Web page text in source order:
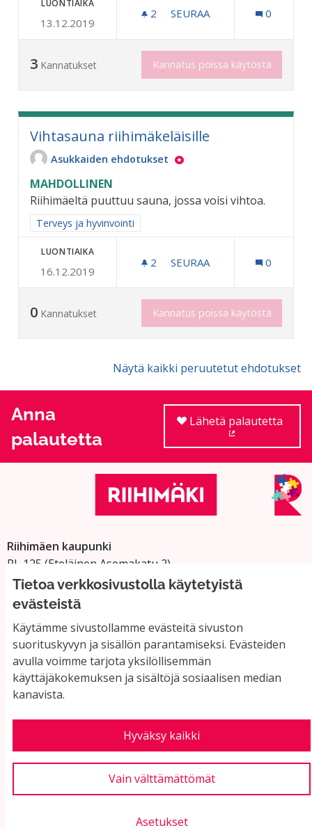
Tietoa verkkosivustolla käytetyistä
evästeistä
Käytämme sivustollamme evästeitä sivuston
suorituskyvyn ja sisällön parantamiseksi. Evästeiden
avulla voimme tarjota yksilöllisemmän
käyttäjäkokemuksen ja sisältöjä sosiaalisen median
kanavista.
Hyväksy kaikki
Vain välttämättömät
Asetukset
LUONTIAIKA
13.12.2019
2 2 SEURAAJAA
SEURAA 0
3 Kannatukset Kannatus poissa käytöstä
Vihtasauna riihimäkeläisille
Asukkaiden ehdotukset
MAHDOLLINEN
Riihimäeltä puuttuu sauna, jossa voisi vihtoa.
Rajaa tulokset aihepiirin mukaan: Terveys ja hyvinvointi
Terveys ja hyvinvointi
LUONTIAIKA
16.12.2019
2 2 SEURAAJAA
SEURAA 0
0 Kannatukset Kannatus poissa käytöstä
Näytä kaikki peruutetut ehdotukset
Anna
palautetta
Lähetä palautetta
Riihimäen kaupunki
PL 125 (Eteläinen Asemakatu 2)
11101 Riihimäki
Vaihde: 019 758 4000
Sähköpostiosoitteet:
etunimi.sukunimi@riihimaki.fi
Yhteystiedot ja usein kysyttyä
Käyttöehdot
Evästeasetukset